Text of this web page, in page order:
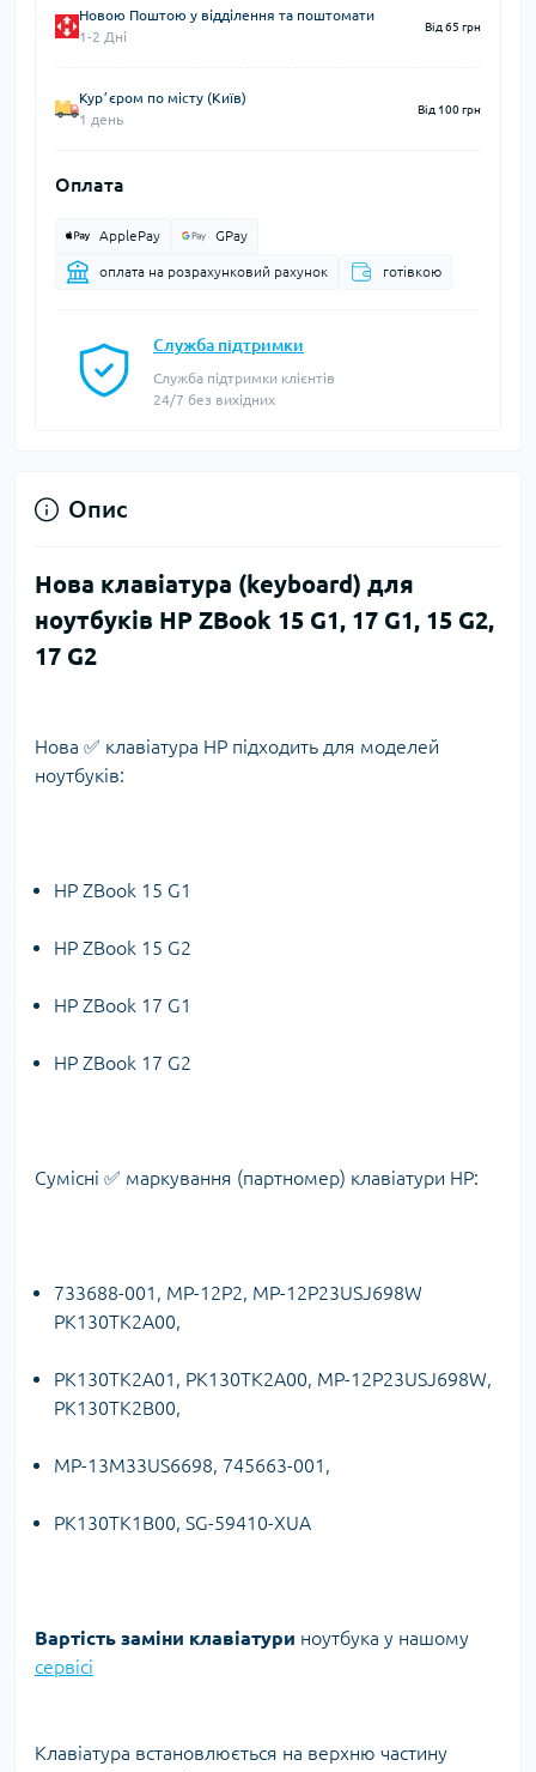
Новою Поштою у відділення та поштомати
1-2 Дні
Від 65 грн
Курʼєром по місту (Київ)
1 день
Від 100 грн
Оплата
ApplePay GPay
оплата на розрахунковий рахунок готівкою
Служба підтримки
Служба підтримки клієнтів
24/7 без вихідних
Опис
Нова клавіатура (keyboard) для
ноутбуків HP ZBook 15 G1, 17 G1, 15 G2,
17 G2
Нова ✅ клавіатура HP підходить для моделей
ноутбуків:
HP ZBook 15 G1
HP ZBook 15 G2
HP ZBook 17 G1
HP ZBook 17 G2
Сумісні ✅ маркування (партномер) клавіатури HP:
733688-001, MP-12P2, MP-12P23USJ698W
PK130TK2A00,
PK130TK2A01, PK130TK2A00, MP-12P23USJ698W,
PK130TK2B00,
MP-13M33US6698, 745663-001,
PK130TK1B00, SG-59410-XUA
Вартість заміни клавіатури ноутбука у нашому
сервісі
Клавіатура встановлюється на верхню частину